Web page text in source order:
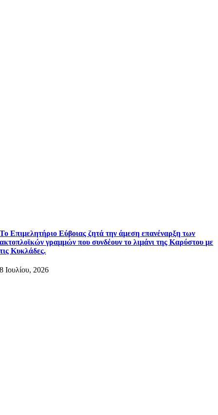
Το Επιμελητήριο Εύβοιας ζητά την άμεση επανέναρξη των
ακτοπλοϊκών γραμμών που συνδέουν το λιμάνι της Καρύστου με
τις Κυκλάδες.
8 Ιουλίου, 2026